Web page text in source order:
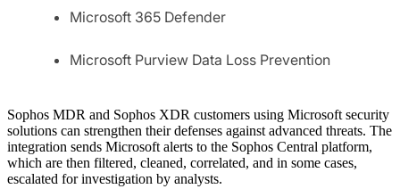
Microsoft 365 Defender
Microsoft Purview Data Loss Prevention
Sophos MDR and Sophos XDR customers using Microsoft security
solutions can strengthen their defenses against advanced threats. The
integration sends Microsoft alerts to the Sophos Central platform,
which are then filtered, cleaned, correlated, and in some cases,
escalated for investigation by analysts.